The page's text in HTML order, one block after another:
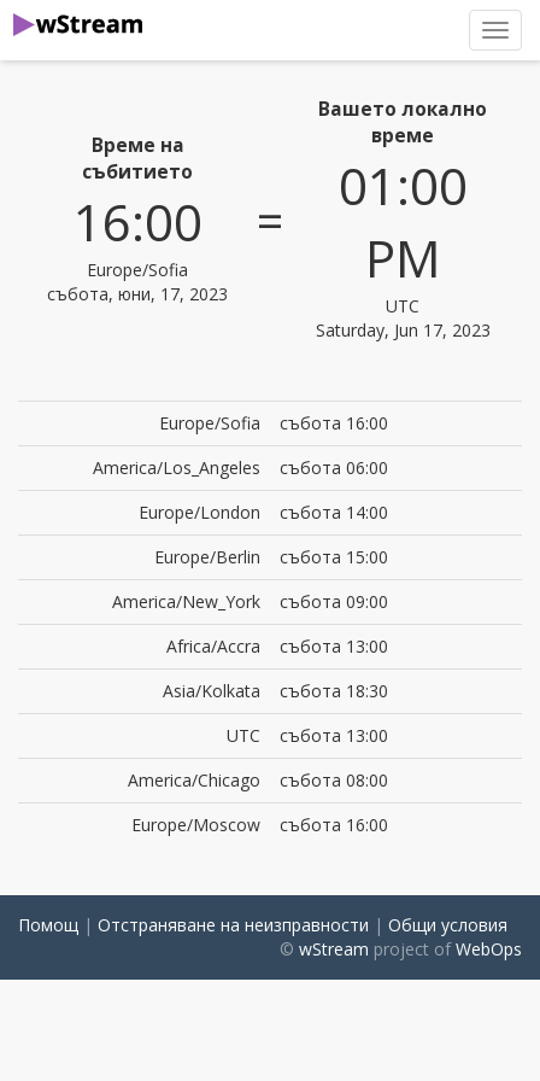
Време на
събитието
16:00
Europe/Sofia
събота, юни, 17, 2023
=
Вашето локално
време
01:00
PM
UTC
Saturday, Jun 17, 2023
Europe/Sofia
събота 16:00
America/Los_Angeles
събота 06:00
Europe/London
събота 14:00
Europe/Berlin
събота 15:00
America/New_York
събота 09:00
Africa/Accra
събота 13:00
Asia/Kolkata
събота 18:30
UTC
събота 13:00
America/Chicago
събота 08:00
Europe/Moscow
събота 16:00
Помощ | Отстраняване на неизправности | Общи условия
© wStream project ofWebOps